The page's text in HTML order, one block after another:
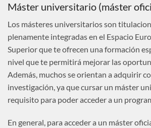
Máster universitario (máster
Los másteres universitarios son
plenamente integradas en el Espacio
Superior que te ofrecen una formación
nivel que te permitirá mejorar las
Además, muchos se orientan a adquirir
investigación, ya que cursar un máster
requisito para poder acceder a un
En general, para acceder a un máster